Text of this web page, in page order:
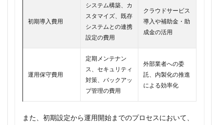
初期導入費用
システム構築、カ
スタマイズ、既存
システムとの連携
設定の費用
クラウドサービス
導入や補助金・助
成金の活用
運用保守費用
定期メンテナン
ス、セキュリティ
対策、バックアッ
プ管理の費用
外部業者への委
託、内製化の推進
による効率化
また、初期設定から運用開始までのプロセスにおいて、